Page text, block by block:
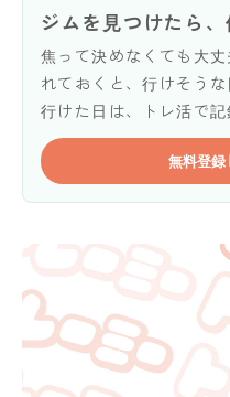
ジムを見つけたら、
焦って決めなくても大
れておくと、行けそう
行けた日は、トレ活で記
無料登録